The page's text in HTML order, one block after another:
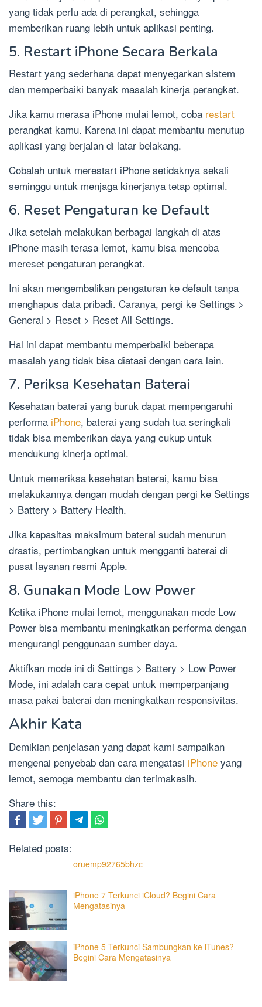
yang tidak perlu ada di perangkat, sehingga
memberikan ruang lebih untuk aplikasi penting.
5. Restart iPhone Secara Berkala
Restart yang sederhana dapat menyegarkan sistem
dan memperbaiki banyak masalah kinerja perangkat.
Jika kamu merasa iPhone mulai lemot, coba restart
perangkat kamu. Karena ini dapat membantu menutup
aplikasi yang berjalan di latar belakang.
Cobalah untuk merestart iPhone setidaknya sekali
seminggu untuk menjaga kinerjanya tetap optimal.
6. Reset Pengaturan ke Default
Jika setelah melakukan berbagai langkah di atas
iPhone masih terasa lemot, kamu bisa mencoba
mereset pengaturan perangkat.
Ini akan mengembalikan pengaturan ke default tanpa
menghapus data pribadi. Caranya, pergi ke Settings >
General > Reset > Reset All Settings.
Hal ini dapat membantu memperbaiki beberapa
masalah yang tidak bisa diatasi dengan cara lain.
7. Periksa Kesehatan Baterai
Kesehatan baterai yang buruk dapat mempengaruhi
performa iPhone, baterai yang sudah tua seringkali
tidak bisa memberikan daya yang cukup untuk
mendukung kinerja optimal.
Untuk memeriksa kesehatan baterai, kamu bisa
melakukannya dengan mudah dengan pergi ke Settings
> Battery > Battery Health.
Jika kapasitas maksimum baterai sudah menurun
drastis, pertimbangkan untuk mengganti baterai di
pusat layanan resmi Apple.
8. Gunakan Mode Low Power
Ketika iPhone mulai lemot, menggunakan mode Low
Power bisa membantu meningkatkan performa dengan
mengurangi penggunaan sumber daya.
Aktifkan mode ini di Settings > Battery > Low Power
Mode, ini adalah cara cepat untuk memperpanjang
masa pakai baterai dan meningkatkan responsivitas.
Akhir Kata
Demikian penjelasan yang dapat kami sampaikan
mengenai penyebab dan cara mengatasi iPhone yang
lemot, semoga membantu dan terimakasih.
Share this:
Related posts:
oruemp92765bhzc
iPhone 7 Terkunci iCloud? Begini Cara
Mengatasinya
iPhone 5 Terkunci Sambungkan ke iTunes?
Begini Cara Mengatasinya